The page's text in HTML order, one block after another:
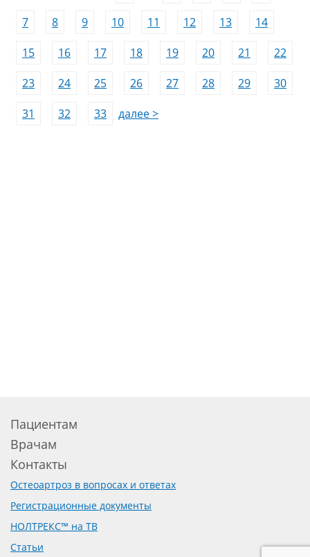
7
8 9 10 11 12 13
14
15
16 17 18 19 20 21
22
23
24 25 26 27 28 29
30
31
32 33 далее >
Пациентам
Врачам
Контакты
Остеоартроз в вопросах и ответах
Регистрационные документы
НОЛТРЕКС™ на ТВ
Статьи